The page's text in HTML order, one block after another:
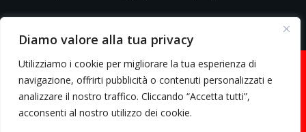
Diamo valore alla tua privacy
Utilizziamo i cookie per migliorare la tua esperienza di
navigazione, offrirti pubblicità o contenuti personalizzati e
analizzare il nostro traffico. Cliccando “Accetta tutti”,
acconsenti al nostro utilizzo dei cookie.
© 2026 GMG Media Company Di Mossutti Gianluca | Sede legale: Corso